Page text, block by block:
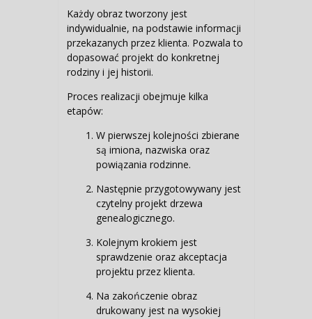
Każdy obraz tworzony jest
indywidualnie, na podstawie informacji
przekazanych przez klienta. Pozwala to
dopasować projekt do konkretnej
rodziny i jej historii.
Proces realizacji obejmuje kilka
etapów:
W pierwszej kolejności zbierane
są imiona, nazwiska oraz
powiązania rodzinne.
Następnie przygotowywany jest
czytelny projekt drzewa
genealogicznego.
Kolejnym krokiem jest
sprawdzenie oraz akceptacja
projektu przez klienta.
Na zakończenie obraz
drukowany jest na wysokiej